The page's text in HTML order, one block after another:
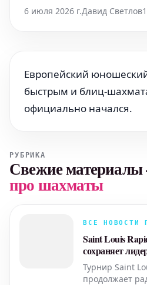
6 июля 2026 г.Давид Светлов
Европейский
быстрым и блиц-
официально начался.
РУБРИКА
Свежие материалы
про шахматы
ВСЕ НОВОСТИ
Saint Louis
сохраняет
темп
Турнир Saint
продолжает